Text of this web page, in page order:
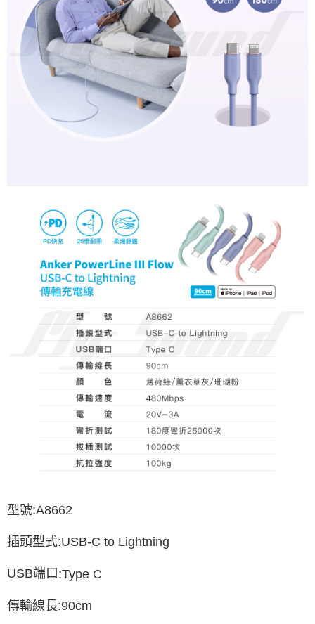
型號:A8662
插頭型式:USB-C to Lightning
USB端口 :Type C
傳輸線長:90cm